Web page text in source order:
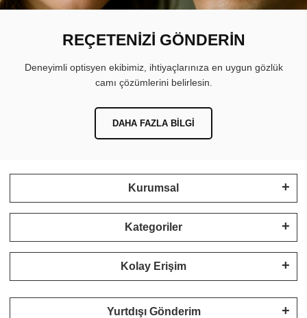
REÇETENİZİ GÖNDERİN
Deneyimli optisyen ekibimiz, ihtiyaçlarınıza en uygun gözlük
camı çözümlerini belirlesin.
DAHA FAZLA BILGI
Kurumsal
Kategoriler
Kolay Erişim
Yurtdışı Gönderim